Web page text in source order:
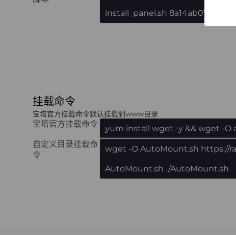
install_panel.sh 8a14ab07a
挂载命令
宝塔官方挂载命令默认挂载到www目录
宝塔官方挂载命令 yum install wget -y && wget -O
自定义目录挂载命
令
wget -O AutoMount.sh https://
AutoMount.sh ./AutoMount.sh